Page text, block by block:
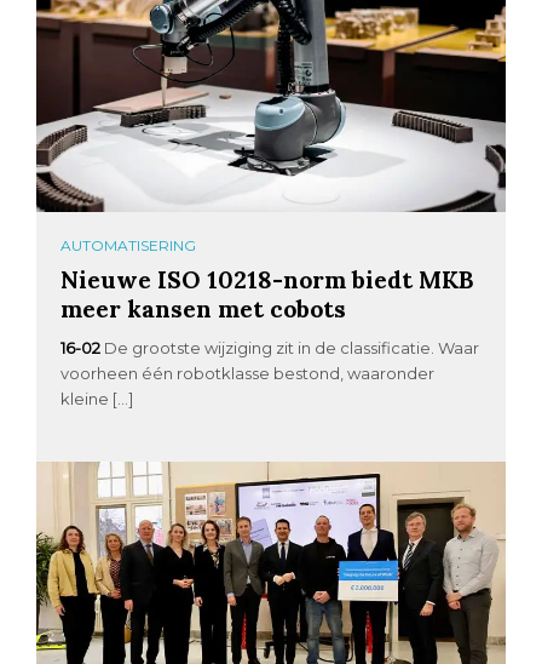
AUTOMATISERING
Nieuwe ISO 10218-norm biedt MKB
meer kansen met cobots
16-02 De grootste wijziging zit in de classificatie. Waar
voorheen één robotklasse bestond, waaronder
kleine […]